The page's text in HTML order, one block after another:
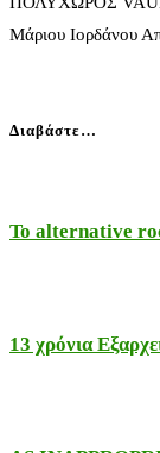
Μάριου Ιορδάνου
Διαβάστε…
Το alternative
13 χρόνια